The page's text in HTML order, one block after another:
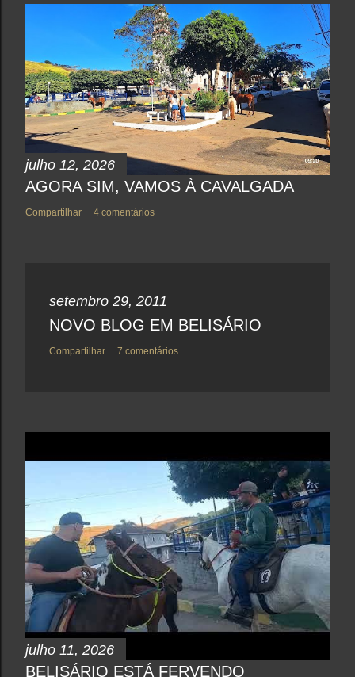
e
n
t
á
r
i
o
julho 12, 2026
AGORA SIM, VAMOS À CAVALGADA
Compartilhar 4 comentários
setembro 29, 2011
NOVO BLOG EM BELISÁRIO
Compartilhar 7 comentários
julho 11, 2026
BELISÁRIO ESTÁ FERVENDO